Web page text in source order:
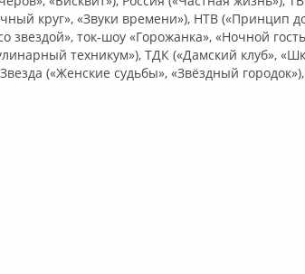
круг», «Звуки времени»), НТВ («Принцип
звездой», ток-шоу «Горожанка», «Ночной
техникум»), ТДК («Дамский клуб»,
(«Женские судьбы», «Звёздный